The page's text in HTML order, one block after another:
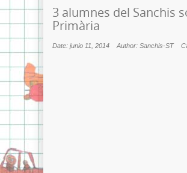
3 alumnes del Sanchis
Primària
Date: junio 11, 2014 Author: Sanchis-ST